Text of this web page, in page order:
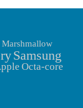
Samsung
Octa-core